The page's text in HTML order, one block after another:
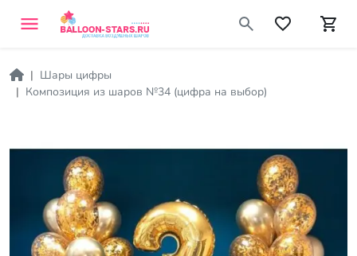
Шары цифры
Композиция из шаров №34 (цифра на выбор)